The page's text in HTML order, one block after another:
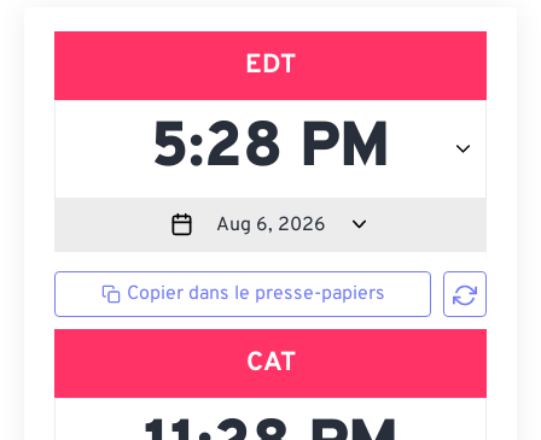
EDT
Copier dans le presse-papiers
CAT